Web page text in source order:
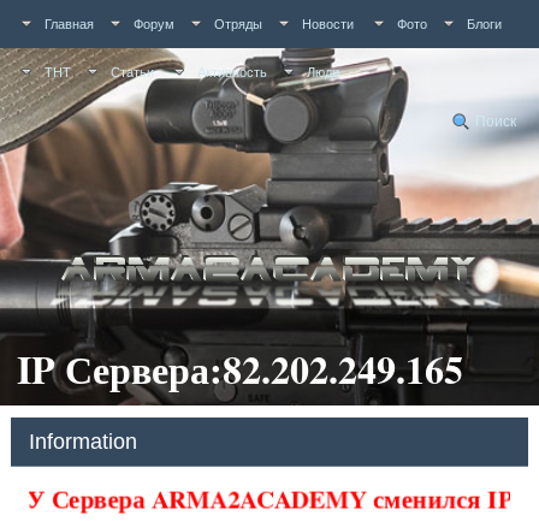
Главная Форум Отряды Новости Фото Блоги
ТНТ Статьи Активность Люди
Поиск
IP Сервера:82.202.249.165
Information
У Сервера ARMA2ACADEMY сменился IP